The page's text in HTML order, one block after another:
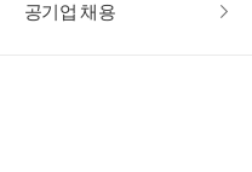
공기업 채용